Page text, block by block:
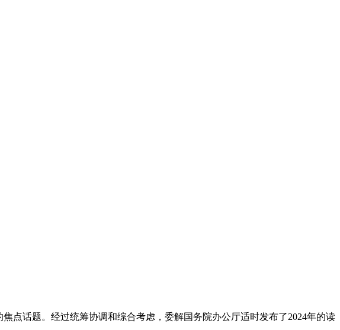
点话题。经过统筹协调和综合考虑，委解国务院办公厅适时发布了2024年的读